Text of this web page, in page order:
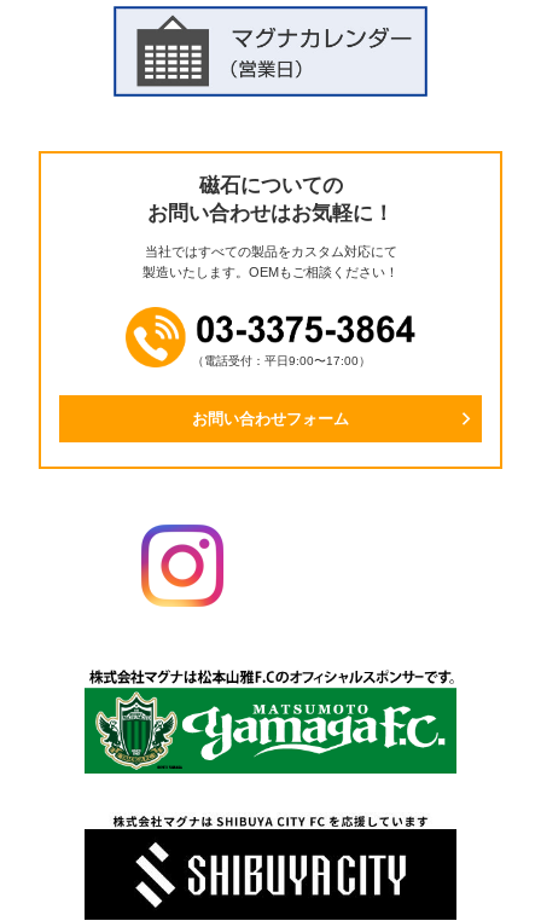
磁石についての
お問い合わせはお気軽に！
当社ではすべての製品をカスタム対応にて
製造いたします。OEMもご相談ください！
（電話受付：平日9:00〜17:00）
お問い合わせフォーム